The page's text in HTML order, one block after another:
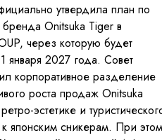
утвердила план по
Onitsuka Tiger в
через которую будет
января 2027 года. Совет
корпоративное разделение
роста продаж Onitsuka
эстетике и
японским сникерам. При этом